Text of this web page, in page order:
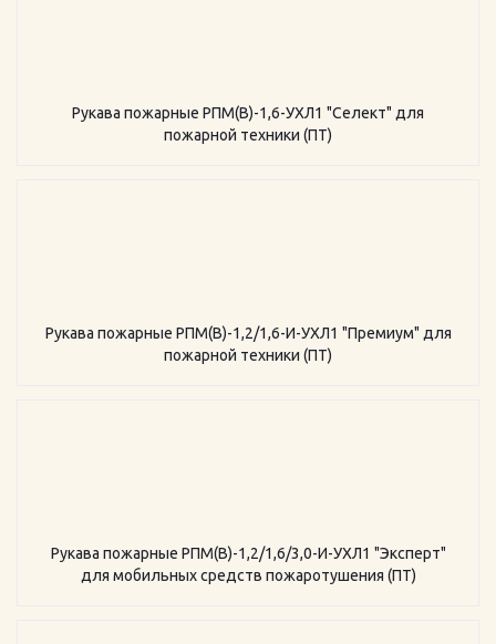
Рукава пожарные РПМ(В)-1,6-УХЛ1 "Селект" для
пожарной техники (ПТ)
Рукава пожарные РПМ(В)-1,2/1,6-И-УХЛ1 "Премиум" для
пожарной техники (ПТ)
Рукава пожарные РПМ(В)-1,2/1,6/3,0-И-УХЛ1 "Эксперт"
для мобильных средств пожаротушения (ПТ)